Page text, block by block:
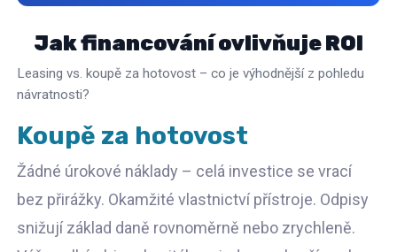
Jak financování ovlivňuje ROI
Leasing vs. koupě za hotovost – co je výhodnější z pohledu
návratnosti?
Koupě za hotovost
Žádné úrokové náklady – celá investice se vrací
bez přirážky. Okamžité vlastnictví přístroje. Odpisy
snižují základ daně rovnoměrně nebo zrychleně.